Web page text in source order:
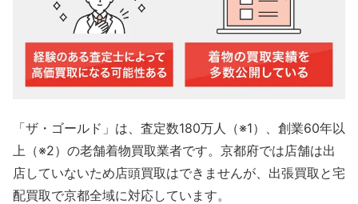
「ザ・ゴールド」は、査定数180万人（※1）、創業60年以
上（※2）の老舗着物買取業者です。京都府では店舗は出
店していないため店頭買取はできませんが、出張買取と宅
配買取で京都全域に対応しています。